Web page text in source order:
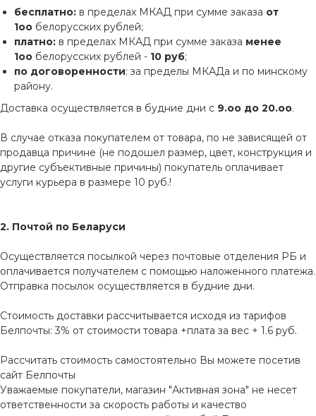
бесплатно: в пределах МКАД при сумме заказа от
1оо белорусских рублей;
платно: в пределах МКАД при сумме заказа менее
1оо белорусских рублей - 10 руб;
по договоренности: за пределы МКАДа и по минскому
району.
Доставка осуществляется в будние дни с 9.оо до 20.оо.
В случае отказа покупателем от товара, по не зависящей от
продавца причине (не подошел размер, цвет, конструкция и
другие субъективные причины) покупатель оплачивает
услуги курьера в размере 10 руб.!
2. Почтой по Беларуси
Осуществляется посылкой через почтовые отделения РБ и
оплачивается получателем с помощью наложенного платежа.
Отправка посылок осуществляется в будние дни.
Стоимость доставки рассчитывается исходя из тарифов
Белпочты: 3% от стоимости товара +плата за вес + 1.6 руб.
Рассчитать стоимость самостоятельно Вы можете посетив
сайт Белпочты
Уважаемые покупатели, магазин "Активная зона" не несет
ответственности за скорость работы и качество